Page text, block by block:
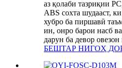
аз қолаби тазриқии
ABS сохта шудааст,
хубро ба пиршавӣ
ин, онро барои насб
дарун ба девор
БЕШТАР НИГОҲ